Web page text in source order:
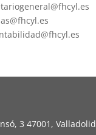
3 47001, Valladolid